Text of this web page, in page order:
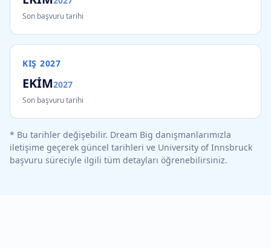
Son başvuru tarihi
KIŞ 2027
EKİM2027
Son başvuru tarihi
* Bu tarihler değişebilir. Dream Big danışmanlarımızla
iletişime geçerek güncel tarihleri ve University of Innsbruck
başvuru süreciyle ilgili tüm detayları öğrenebilirsiniz.